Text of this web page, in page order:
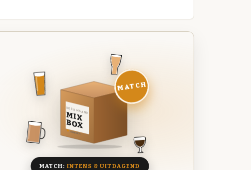
DEZE MAAND
MIX
BOX
8 BIEREN
MATCH
MATCH: INTENS & UITDAGEND